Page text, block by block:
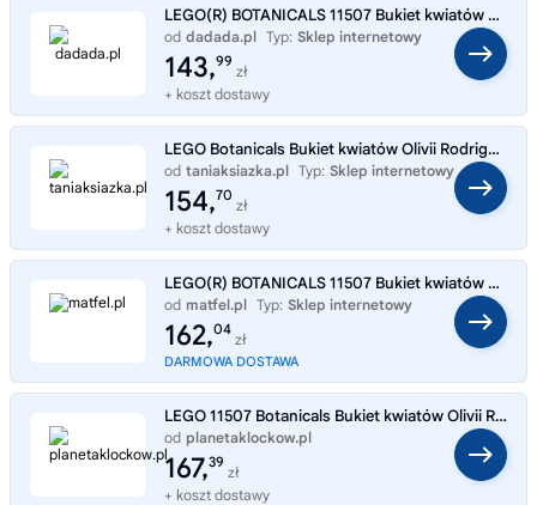
LEGO(R) BOTANICALS 11507 Bukiet kwiatów Olivii Rodrigo
od dadada.pl Typ: Sklep internetowy
143,99
zł
+ koszt dostawy
LEGO Botanicals Bukiet kwiatów Olivii Rodrigo 11507
od taniaksiazka.pl Typ: Sklep internetowy
154,70
zł
+ koszt dostawy
LEGO(R) BOTANICALS 11507 Bukiet kwiatów Olivii Rodri
od matfel.pl Typ: Sklep internetowy
162,04
zł
DARMOWA DOSTAWA
LEGO 11507 Botanicals Bukiet kwiatów Olivii Rodrigo
od planetaklockow.pl
Typ: Sklep internetowy
167,39
zł
+ koszt dostawy